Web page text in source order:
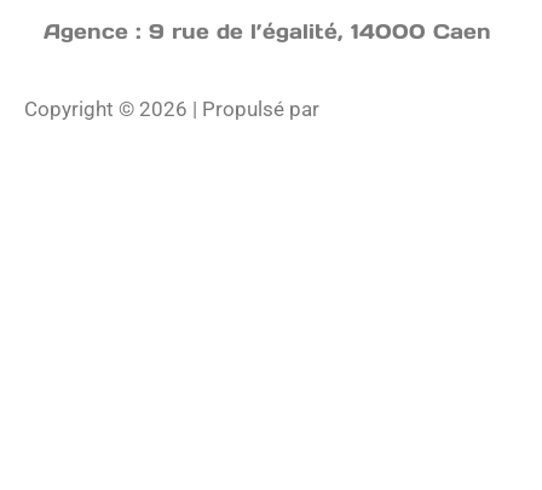
Agence : 9 rue de l’égalité, 14000 Caen
Copyright © 2026 | Propulsé par